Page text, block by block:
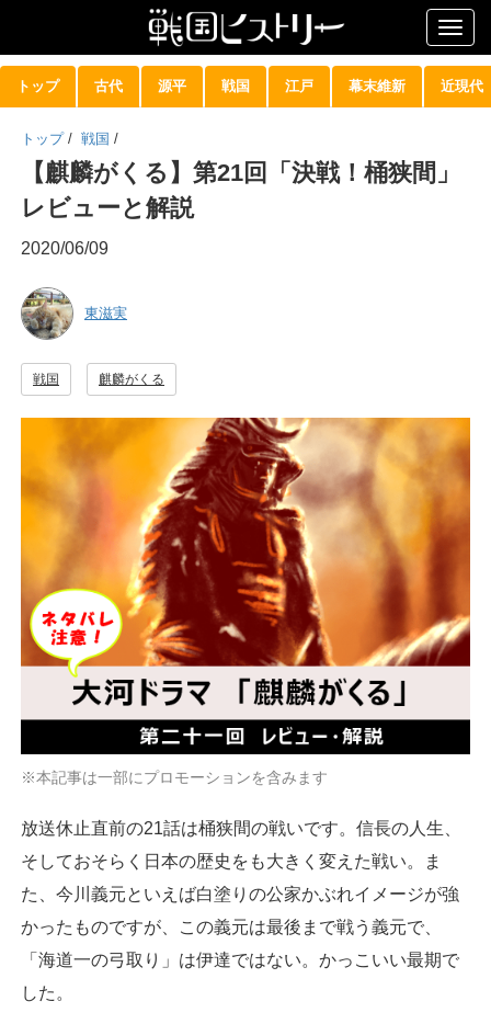
トップ 古代 源平 戦国 江戸 幕末維新 近現代
トップ / 戦国 /
【麒麟がくる】第21回「決戦！桶狭間」
レビューと解説
2020/06/09
東滋実
戦国 麒麟がくる
※本記事は一部にプロモーションを含みます
放送休止直前の21話は桶狭間の戦いです。信長の人生、
そしておそらく日本の歴史をも大きく変えた戦い。ま
た、今川義元といえば白塗りの公家かぶれイメージが強
かったものですが、この義元は最後まで戦う義元で、
「海道一の弓取り」は伊達ではない。かっこいい最期で
した。